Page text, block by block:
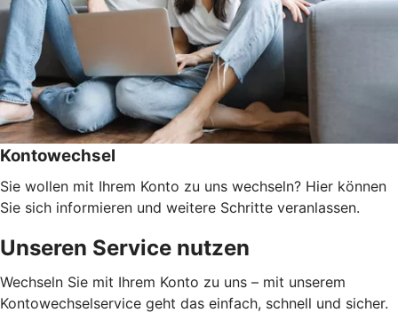
Kontowechsel
Sie wollen mit Ihrem Konto zu uns wechseln? Hier können
Sie sich informieren und weitere Schritte veranlassen.
Unseren Service nutzen
Wechseln Sie mit Ihrem Konto zu uns – mit unserem
Kontowechselservice geht das einfach, schnell und sicher.